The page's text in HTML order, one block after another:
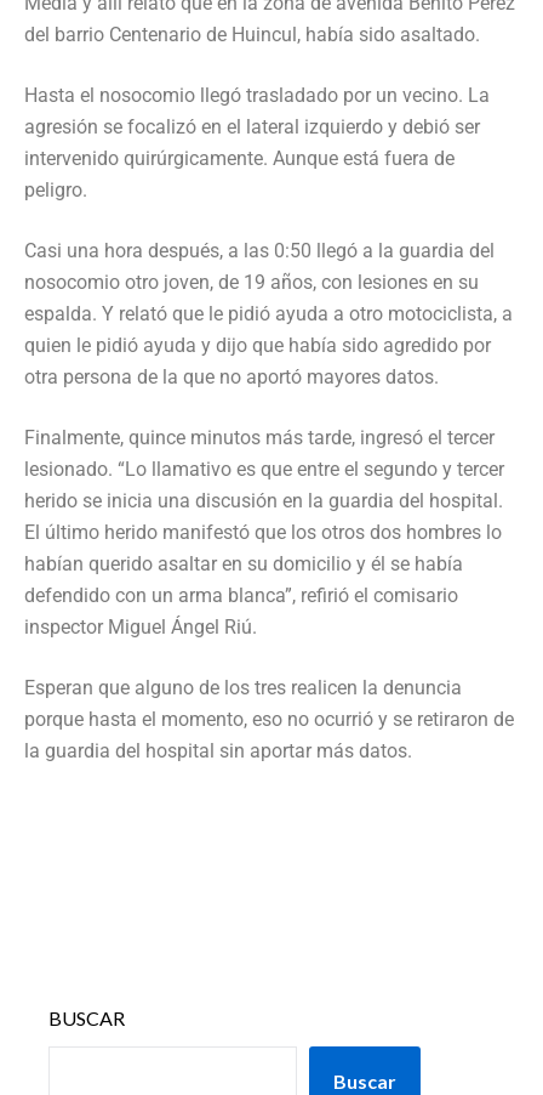
del barrio Centenario de Huincul, había sido asaltado.
Hasta el nosocomio llegó trasladado por un vecino. La
agresión se focalizó en el lateral izquierdo y debió ser
intervenido quirúrgicamente. Aunque está fuera de
peligro.
Casi una hora después, a las 0:50 llegó a la guardia del
nosocomio otro joven, de 19 años, con lesiones en su
espalda. Y relató que le pidió ayuda a otro motociclista, a
quien le pidió ayuda y dijo que había sido agredido por
otra persona de la que no aportó mayores datos.
Finalmente, quince minutos más tarde, ingresó el tercer
lesionado. “Lo llamativo es que entre el segundo y tercer
herido se inicia una discusión en la guardia del hospital.
El último herido manifestó que los otros dos hombres lo
habían querido asaltar en su domicilio y él se había
defendido con un arma blanca”, refirió el comisario
inspector Miguel Ángel Riú.
Esperan que alguno de los tres realicen la denuncia
porque hasta el momento, eso no ocurrió y se retiraron de
la guardia del hospital sin aportar más datos.
BUSCAR
Buscar